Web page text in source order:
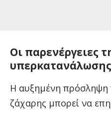
Οι παρενέργειες
Η αυξημένη πρόσληψη
ζάχαρης μπορεί να